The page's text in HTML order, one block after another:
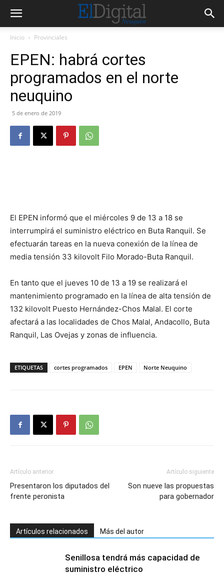
Inicio Provinciales
EPEN: habrá cortes
programados en el norte
neuquino
5 de enero de 2019
El EPEN informó que el miércoles 9 de 13 a 18 se
interrumpirá el suministro eléctrico en Buta Ranquil. Se
efectuarán tareas en la nueva conexión de la línea de
media tensión 33 kilovolt Filo Morado-Buta Ranquil.
En tanto que el jueves 10 de 13 a 19 se realizará el
mantenimiento programado en la línea de alta tensión de
132 kilovolt Puesto Hernández-Chos Malal. El corte
afectará a las localidades de Chos Malal, Andacollo, Buta
Ranquil, Las Ovejas y zonas de influencia.
ETIQUETAS cortes programados EPEN Norte Neuquino
Artículo anterior
Presentaron los diputados del
frente peronista
Artículo siguiente
Son nueve las propuestas
para gobernador
Artículos relacionados Más del autor
Senillosa tendrá más capacidad de
suministro eléctrico